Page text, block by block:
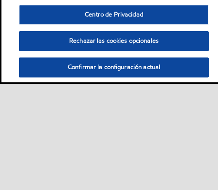
Centro de Privacidad
Rechazar las cookies opcionales
Confirmar la configuración actual